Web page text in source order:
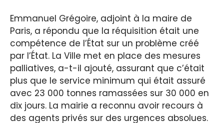
Emmanuel Grégoire, adjoint à la maire de
Paris, a répondu que la réquisition était une
compétence de l’État sur un problème créé
par l’État. La Ville met en place des mesures
palliatives, a-t-il ajouté, assurant que c’était
plus que le service minimum qui était assuré
avec 23 000 tonnes ramassées sur 30 000 en
dix jours. La mairie a reconnu avoir recours à
des agents privés sur des urgences absolues.